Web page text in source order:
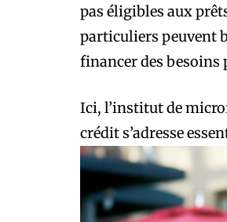
pas éligibles aux
particuliers peuvent
financer des besoins
Ici, l’institut de
crédit s’adresse